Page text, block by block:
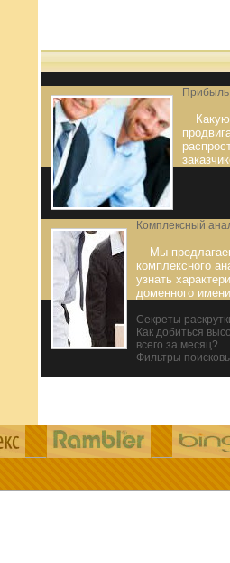
Прибыль
Комплексный
Мы
комплексного
узнать
доменного имени
Секреты
Как добиться
всего за месяц?
Фильтры